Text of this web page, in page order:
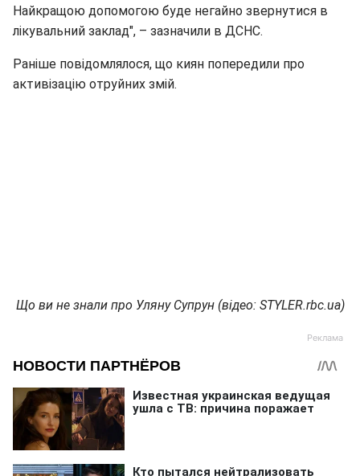
Найкращою допомогою буде негайно звернутися в
лікувальний заклад", – зазначили в ДСНС.
Раніше повідомлялося, що киян попередили про
активізацію отруйних змій.
Що ви не знали про Уляну Супрун (відео: STYLER.rbc.ua)